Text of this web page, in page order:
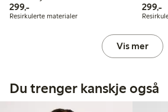
299,-299,00 kr
Resirkulerte materialer
299,-
Vis mer
Du trenger kanskje også